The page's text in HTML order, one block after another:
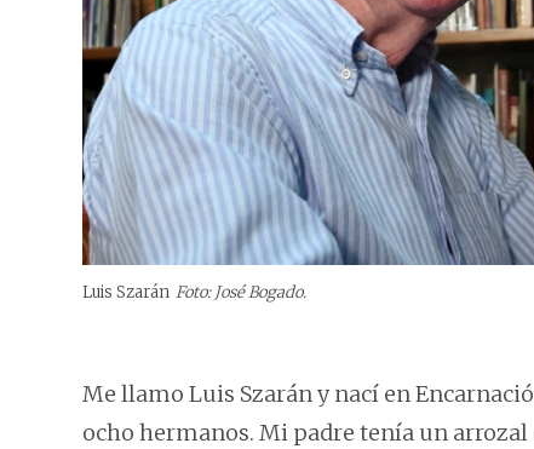
Luis Szarán Foto: José Bogado.
Me llamo Luis Szarán y nací en
ocho hermanos. Mi padre tenía un arrozal